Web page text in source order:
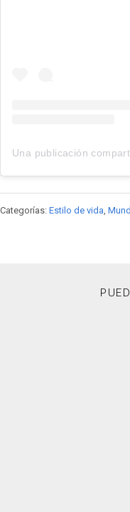
Una publicación
Categorías: Estilo de vida